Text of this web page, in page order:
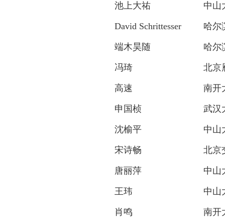
池上大祐 中山
David Schrittesser 哈尔
端木昊随 哈尔
冯琦 北京
高速 南开
申国桢 武汉
沈榆平 中山
宋诗畅 北京
唐丽萍 中山
王玮 中山
肖鸣 南开